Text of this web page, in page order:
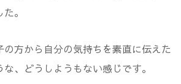
。
の方から自分の気持ちを素直に伝えた
、どうしようもない感じです。